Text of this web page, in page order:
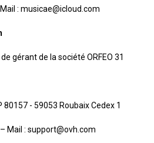
: musicae@icloud.com
gérant de la société ORFEO 31
80157 - 59053 Roubaix Cedex 1
Mail : support@ovh.com